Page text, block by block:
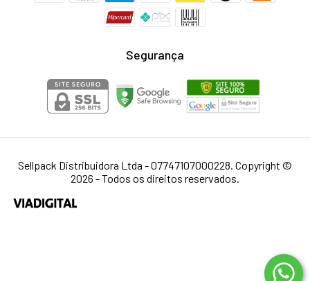
Segurança
Sellpack Distribuidora Ltda - 07747107000228. Copyright ©
2026 - Todos os direitos reservados.